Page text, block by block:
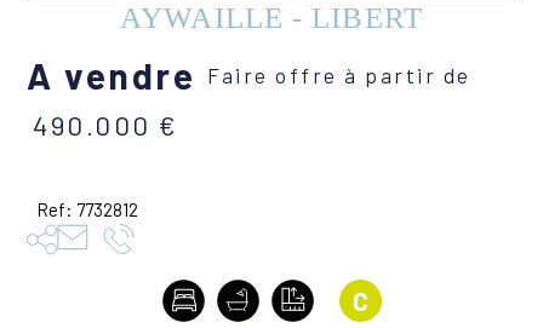
AYWAILLE - LIBERT
A vendre Faire offre à partir de
490.000 €
Ref: 7732812
C